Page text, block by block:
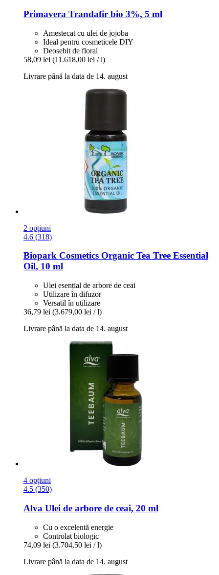
Primavera Trandafir bio 3%, 5 ml
Amestecat cu ulei de jojoba
Ideal pentru cosmeticele DIY
Deosebit de floral
58,09 lei (11.618,00 lei / l)
Livrare până la data de 14. august
2 opțiuni
4.6 (318)
Biopark Cosmetics Organic Tea Tree Essential
Oil, 10 ml
Ulei esențial de arbore de ceai
Utilizare în difuzor
Versatil în utilizare
36,79 lei (3.679,00 lei / l)
Livrare până la data de 14. august
4 opțiuni
4.5 (350)
Alva Ulei de arbore de ceai, 20 ml
Cu o excelentă energie
Controlat biologic
74,09 lei (3.704,50 lei / l)
Livrare până la data de 14. august